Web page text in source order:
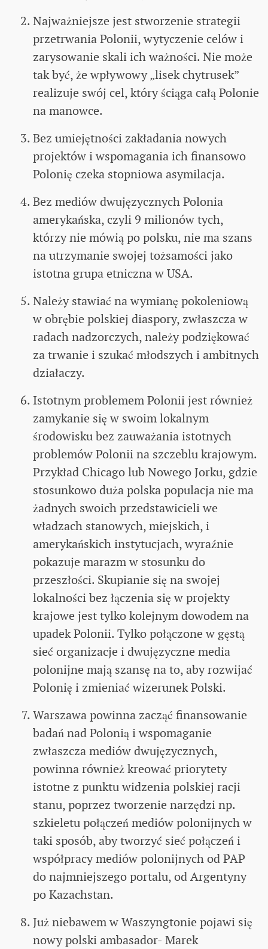
Najważniejsze jest stworzenie strategii
przetrwania Polonii, wytyczenie celów i
zarysowanie skali ich ważności. Nie może
tak być, że wpływowy „lisek chytrusek”
realizuje swój cel, który ściąga całą Polonie
na manowce.
Bez umiejętności zakładania nowych
projektów i wspomagania ich finansowo
Polonię czeka stopniowa asymilacja.
Bez mediów dwujęzycznych Polonia
amerykańska, czyli 9 milionów tych,
którzy nie mówią po polsku, nie ma szans
na utrzymanie swojej tożsamości jako
istotna grupa etniczna w USA.
Należy stawiać na wymianę pokoleniową
w obrębie polskiej diaspory, zwłaszcza w
radach nadzorczych, należy podziękować
za trwanie i szukać młodszych i ambitnych
działaczy.
Istotnym problemem Polonii jest również
zamykanie się w swoim lokalnym
środowisku bez zauważania istotnych
problemów Polonii na szczeblu krajowym.
Przykład Chicago lub Nowego Jorku, gdzie
stosunkowo duża polska populacja nie ma
żadnych swoich przedstawicieli we
władzach stanowych, miejskich, i
amerykańskich instytucjach, wyraźnie
pokazuje marazm w stosunku do
przeszłości. Skupianie się na swojej
lokalności bez łączenia się w projekty
krajowe jest tylko kolejnym dowodem na
upadek Polonii. Tylko połączone w gęstą
sieć organizacje i dwujęzyczne media
polonijne mają szansę na to, aby rozwijać
Polonię i zmieniać wizerunek Polski.
Warszawa powinna zacząć finansowanie
badań nad Polonią i wspomaganie
zwłaszcza mediów dwujęzycznych,
powinna również kreować priorytety
istotne z punktu widzenia polskiej racji
stanu, poprzez tworzenie narzędzi np.
szkieletu połączeń mediów polonijnych w
taki sposób, aby tworzyć sieć połączeń i
współpracy mediów polonijnych od PAP
do najmniejszego portalu, od Argentyny
po Kazachstan.
Już niebawem w Waszyngtonie pojawi się
nowy polski ambasador- Marek